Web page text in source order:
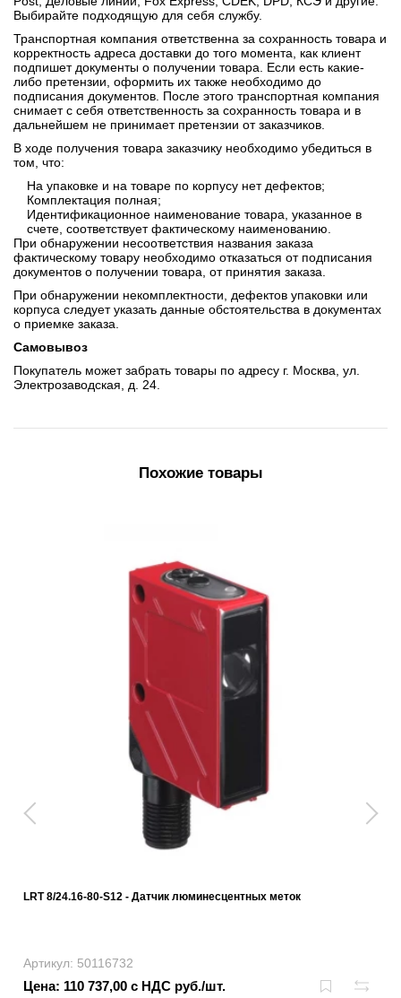
Выбирайте подходящую для себя службу.
Транспортная компания ответственна за сохранность товара и
корректность адреса доставки до того момента, как клиент
подпишет документы о получении товара. Если есть какие-
либо претензии, оформить их также необходимо до
подписания документов. После этого транспортная компания
снимает с себя ответственность за сохранность товара и в
дальнейшем не принимает претензии от заказчиков.
В ходе получения товара заказчику необходимо убедиться в
том, что:
На упаковке и на товаре по корпусу нет дефектов;
Комплектация полная;
Идентификационное наименование товара, указанное в
счете, соответствует фактическому наименованию.
При обнаружении несоответствия названия заказа
фактическому товару необходимо отказаться от подписания
документов о получении товара, от принятия заказа.
При обнаружении некомплектности, дефектов упаковки или
корпуса следует указать данные обстоятельства в документах
о приемке заказа.
Самовывоз
Покупатель может забрать товары по адресу г. Москва, ул.
Электрозаводская, д. 24.
Похожие товары
LRT 8/24.16-80-S12 - Датчик люминесцентных меток
Артикул: 50116732
Цена: 110 737,00 с НДС руб./шт.